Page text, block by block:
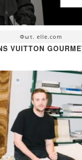
Φωτ. elle.com
VUITTON